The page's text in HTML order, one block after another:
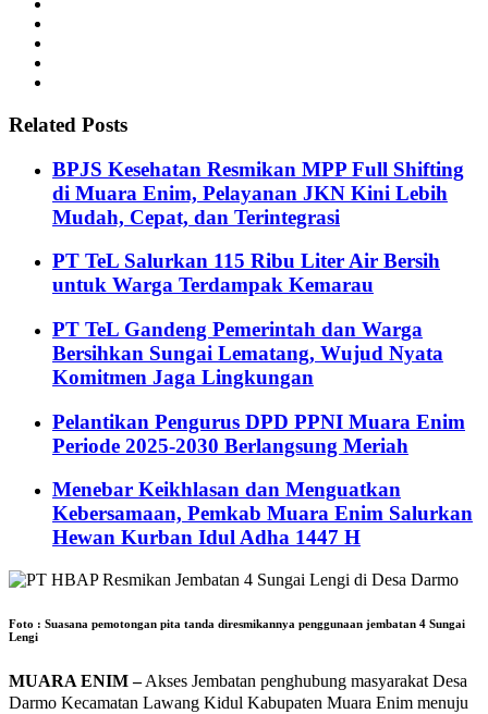
Related Posts
BPJS Kesehatan Resmikan MPP Full Shifting
di Muara Enim, Pelayanan JKN Kini Lebih
Mudah, Cepat, dan Terintegrasi
PT TeL Salurkan 115 Ribu Liter Air Bersih
untuk Warga Terdampak Kemarau
PT TeL Gandeng Pemerintah dan Warga
Bersihkan Sungai Lematang, Wujud Nyata
Komitmen Jaga Lingkungan
Pelantikan Pengurus DPD PPNI Muara Enim
Periode 2025-2030 Berlangsung Meriah
Menebar Keikhlasan dan Menguatkan
Kebersamaan, Pemkab Muara Enim Salurkan
Hewan Kurban Idul Adha 1447 H
Foto : Suasana pemotongan pita tanda diresmikannya penggunaan jembatan 4 Sungai
Lengi
MUARA ENIM –Akses Jembatan penghubung masyarakat Desa
Darmo Kecamatan Lawang Kidul Kabupaten Muara Enim menuju